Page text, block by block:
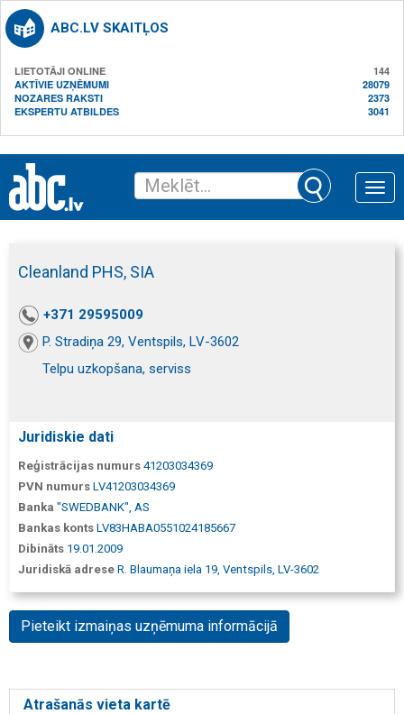
ABC.LV SKAITĻOS
LIETOTĀJI ONLINE
144
AKTĪVIE UZŅĒMUMI
28079
NOZARES RAKSTI
2373
EKSPERTU ATBILDES
3041
Toggle
Cleanland PHS, SIA
+371 29595009
P. Stradiņa 29, Ventspils, LV-3602
Telpu uzkopšana, serviss
Juridiskie dati
Reģistrācijas numurs 41203034369
PVN numurs LV41203034369
Banka "SWEDBANK", AS
Bankas konts LV83HABA0551024185667
Dibināts 19.01.2009
Juridiskā adrese R. Blaumaņa iela 19, Ventspils, LV-3602
Pieteikt izmaiņas uzņēmuma informācijā
Atrašanās vieta kartē